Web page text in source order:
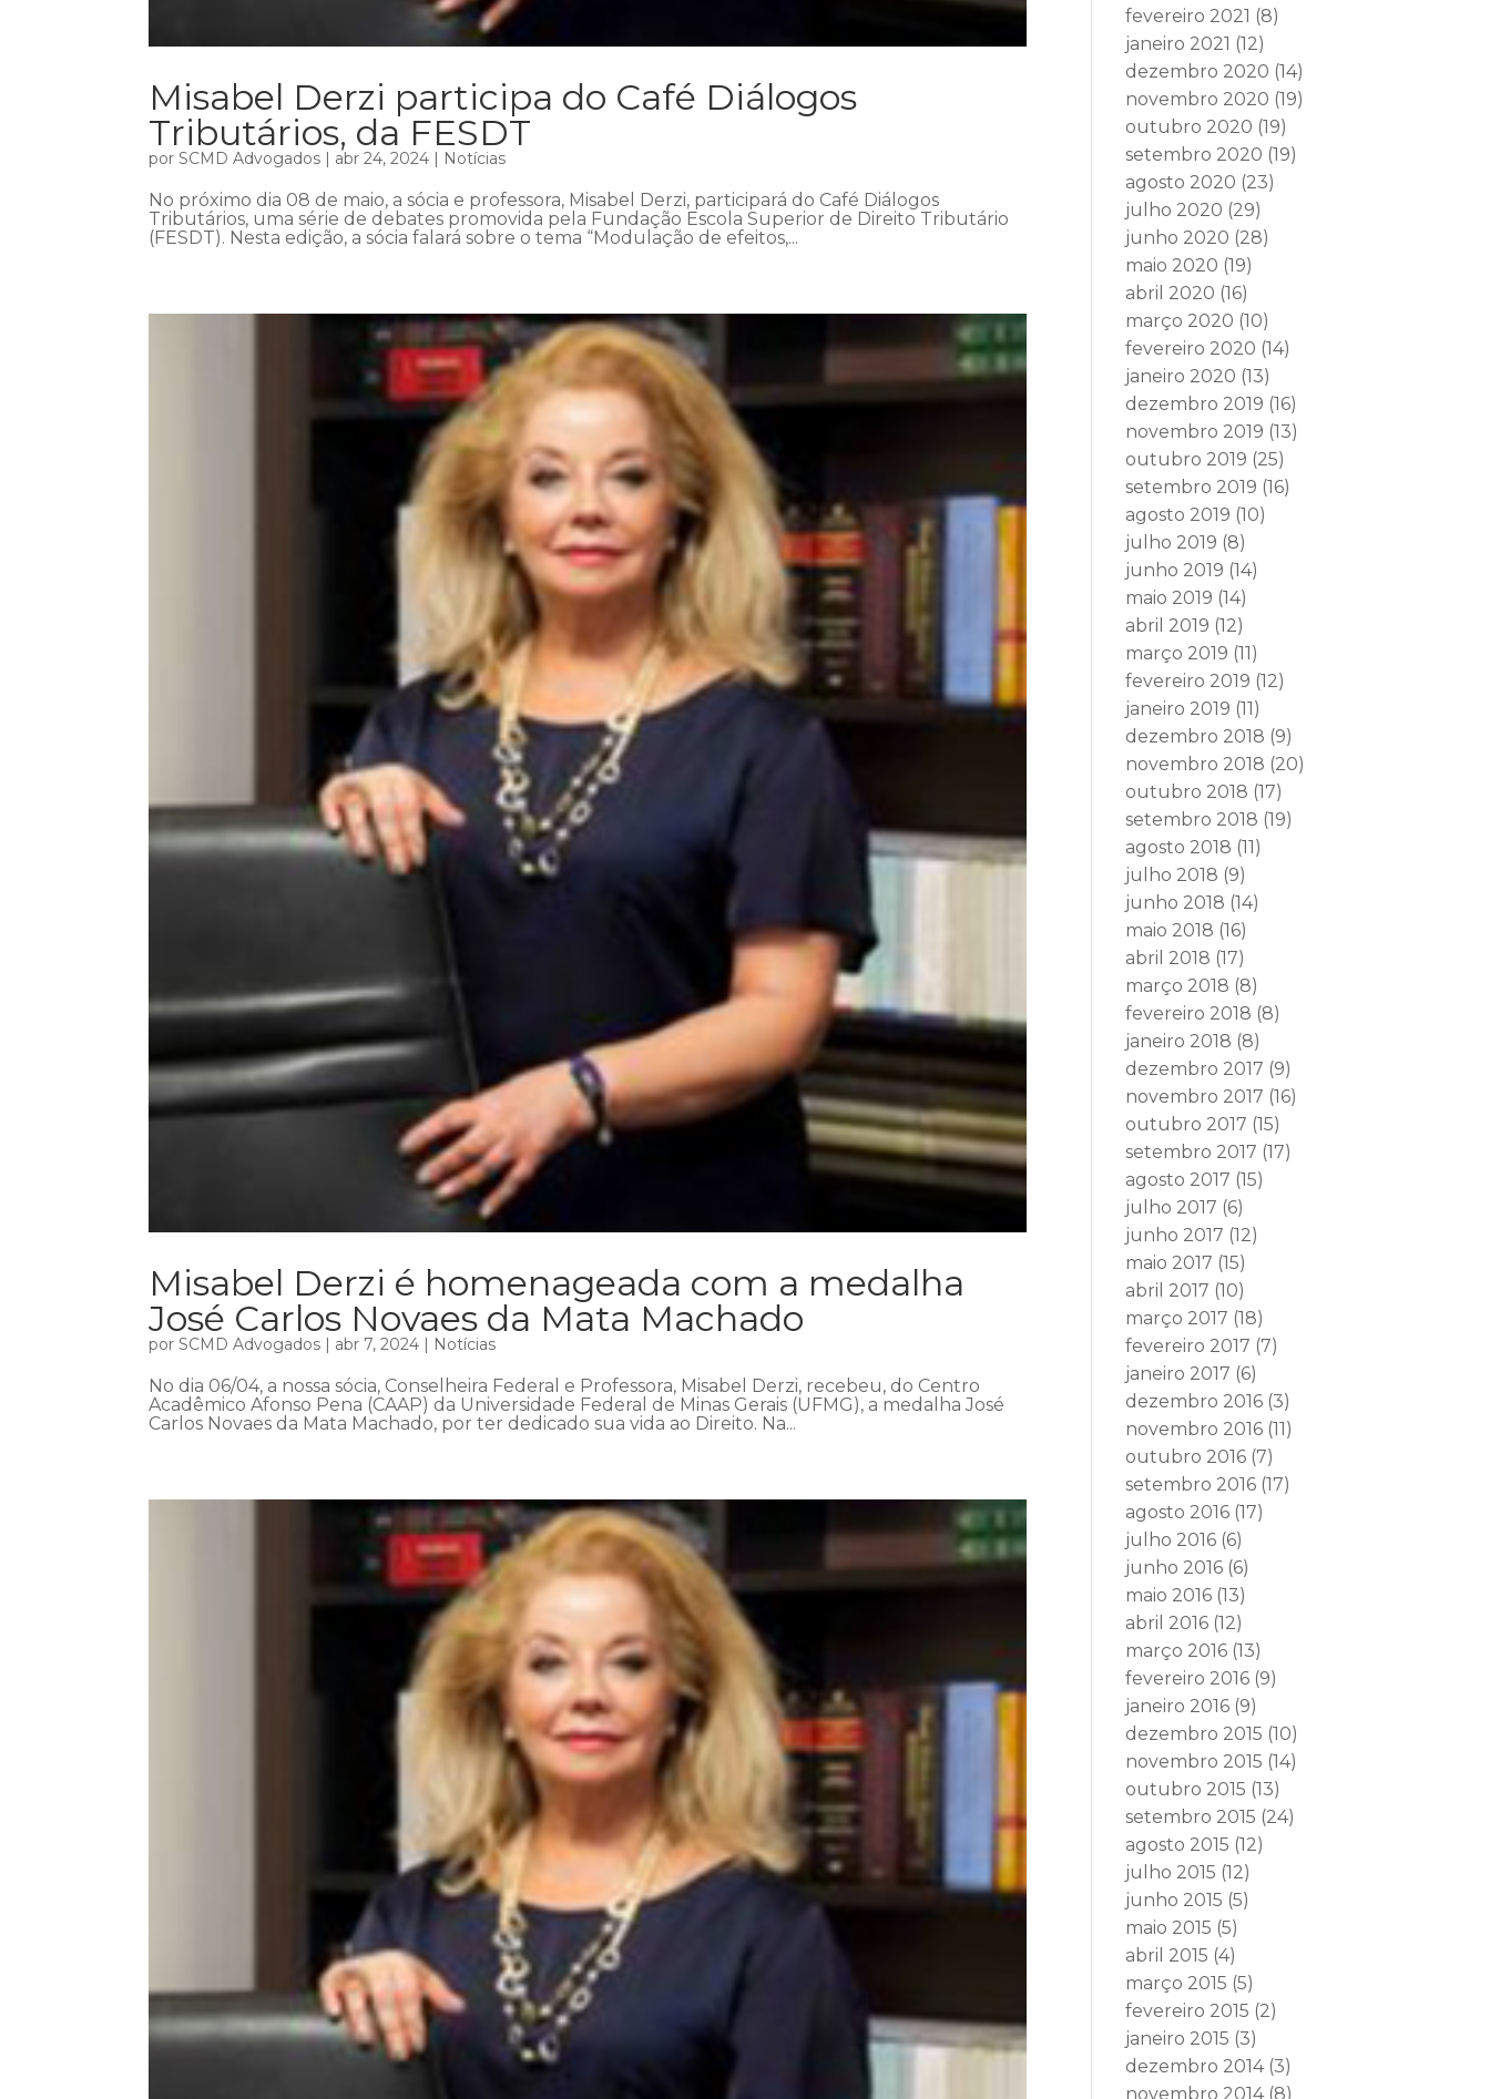
Misabel Derzi participa do Café Diálogos
Tributários, da FESDT
porSCMD Advogados | abr 24, 2024 | Notícias
No próximo dia 08 de maio, a sócia e professora, Misabel Derzi, participará do Café Diálogos
Tributários, uma série de debates promovida pela Fundação Escola Superior de Direito Tributário
(FESDT). Nesta edição, a sócia falará sobre o tema “Modulação de efeitos,...
Misabel Derzi é homenageada com a medalha
José Carlos Novaes da Mata Machado
porSCMD Advogados | abr 7, 2024 | Notícias
No dia 06/04, a nossa sócia, Conselheira Federal e Professora, Misabel Derzi, recebeu, do Centro
Acadêmico Afonso Pena (CAAP) da Universidade Federal de Minas Gerais (UFMG), a medalha José
Carlos Novaes da Mata Machado, por ter dedicado sua vida ao Direito. Na...
fevereiro 2021 (8)
janeiro 2021 (12)
dezembro 2020 (14)
novembro 2020 (19)
outubro 2020 (19)
setembro 2020 (19)
agosto 2020 (23)
julho 2020 (29)
junho 2020 (28)
maio 2020 (19)
abril 2020 (16)
março 2020 (10)
fevereiro 2020 (14)
janeiro 2020 (13)
dezembro 2019 (16)
novembro 2019 (13)
outubro 2019 (25)
setembro 2019 (16)
agosto 2019 (10)
julho 2019 (8)
junho 2019 (14)
maio 2019 (14)
abril 2019 (12)
março 2019 (11)
fevereiro 2019 (12)
janeiro 2019 (11)
dezembro 2018 (9)
novembro 2018 (20)
outubro 2018 (17)
setembro 2018 (19)
agosto 2018 (11)
julho 2018 (9)
junho 2018 (14)
maio 2018 (16)
abril 2018 (17)
março 2018 (8)
fevereiro 2018 (8)
janeiro 2018 (8)
dezembro 2017 (9)
novembro 2017 (16)
outubro 2017 (15)
setembro 2017 (17)
agosto 2017 (15)
julho 2017 (6)
junho 2017 (12)
maio 2017 (15)
abril 2017 (10)
março 2017 (18)
fevereiro 2017 (7)
janeiro 2017 (6)
dezembro 2016 (3)
novembro 2016 (11)
outubro 2016 (7)
setembro 2016 (17)
agosto 2016 (17)
julho 2016 (6)
junho 2016 (6)
maio 2016 (13)
abril 2016 (12)
março 2016 (13)
fevereiro 2016 (9)
janeiro 2016 (9)
dezembro 2015 (10)
novembro 2015 (14)
outubro 2015 (13)
setembro 2015 (24)
agosto 2015 (12)
julho 2015 (12)
junho 2015 (5)
maio 2015 (5)
abril 2015 (4)
março 2015 (5)
fevereiro 2015 (2)
janeiro 2015 (3)
dezembro 2014(3)
novembro 2014(8)